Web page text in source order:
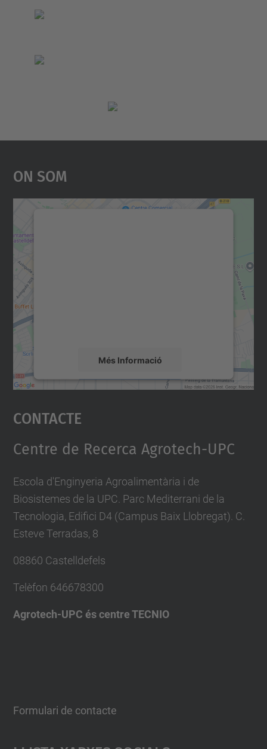
On Som
Més Informació
Accepta
powered by
Contacte
Centre de Recerca Agrotech-UPC
Escola d'Enginyeria Agroalimentària i de
Biosistemes de la UPC. Parc Mediterrani de la
Tecnologia, Edifici D4 (Campus Baix Llobregat). C.
Esteve Terradas, 8
08860 Castelldefels
Telèfon 646678300
Agrotech-UPC és centre TECNIO
Formulari de contacte